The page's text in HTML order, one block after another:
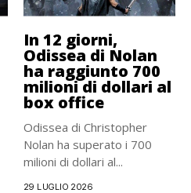
In 12 giorni,
Odissea di Nolan
ha raggiunto 700
milioni di dollari al
box office
Odissea di Christopher
Nolan ha superato i 700
milioni di dollari al...
29 LUGLIO 2026